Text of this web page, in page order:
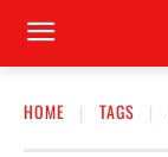
HOME TAGS